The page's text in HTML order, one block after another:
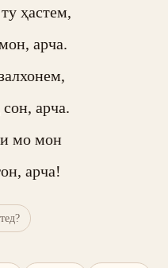
ҳастем,
арча.
арча.
мо мон
арча!